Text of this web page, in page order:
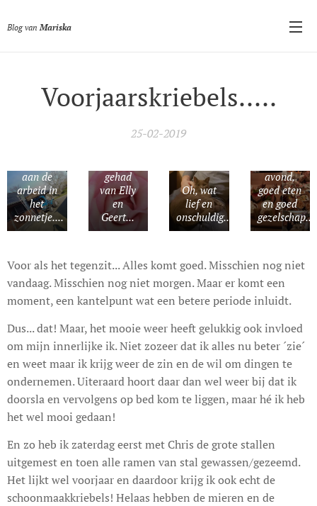
Blog van Mariska
Voorjaarskriebels.....
25-02-2019
aan de
arbeid in
het
zonnetje....
Super
gehad
van Elly
en
Geert...
Oh, wat
lief en
onschuldig....
avond,
goed eten
en goed
gezelschap....
Voor als het tegenzit... Alles komt goed. Misschien nog niet
vandaag. Misschien nog niet morgen. Maar er komt een
moment, een kantelpunt wat een betere periode inluidt.
Dus... dat! Maar, het mooie weer heeft gelukkig ook invloed
om mijn innerlijke ik. Niet zozeer dat ik alles nu beter ´zie´
en weet maar ik krijg weer de zin en de wil om dingen te
ondernemen. Uiteraard hoort daar dan wel weer bij dat ik
doorsla en vervolgens op bed kom te liggen, maar hé ik heb
het wel mooi gedaan!
En zo heb ik zaterdag eerst met Chris de grote stallen
uitgemest en toen alle ramen van stal gewassen/gezeemd.
Het lijkt wel voorjaar en daardoor krijg ik ook echt de
schoonmaakkriebels! Helaas hebben de mieren en de